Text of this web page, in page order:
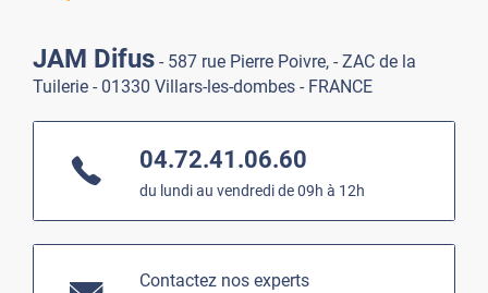
JAM Difus - 587 rue Pierre Poivre, - ZAC de la
Tuilerie - 01330 Villars-les-dombes - FRANCE
04.72.41.06.60
du lundi au vendredi de 09h à 12h
Contactez nos experts